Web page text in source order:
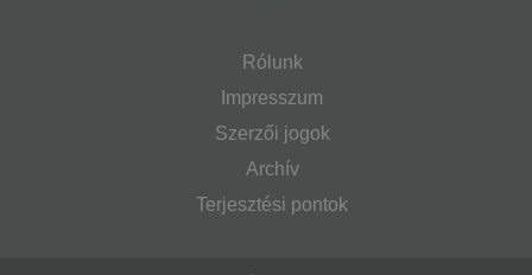
Rólunk
Impresszum
Szerzői jogok
Archív
Terjesztési pontok